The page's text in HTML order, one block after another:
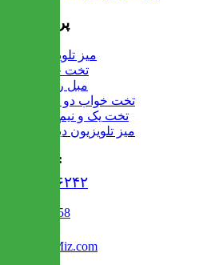
پرفروش ها
میز تلویزیون
تخت خواب
مبل راحتی
تخت خواب دو طبقه
تخت یک و نیم نفره
میز تلویزیون دیواری
تماس با ما :
۰۲۱۹۱۳۰۶۲۴۲
02122509458
Info@IranMiz.com